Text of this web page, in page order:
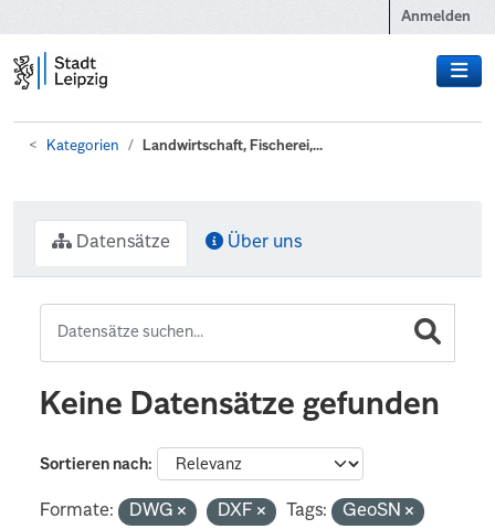
Anmelden
Kategorien Landwirtschaft, Fischerei,...
Datensätze Über uns
Keine Datensätze gefunden
Sortieren nach
Formate: DWG DXF Tags:
GeoSN